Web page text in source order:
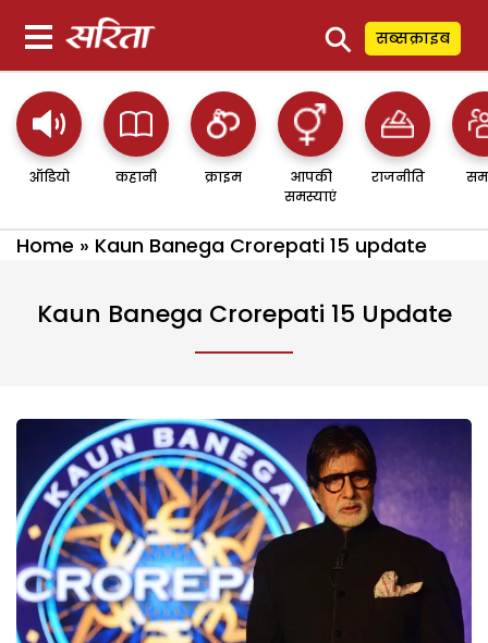
⚲ सब्सक्राइब
ऑडियो कहानी क्राइम
आपकी
समस्याएं
राजनीति
Home » Kaun Banega Crorepati 15 update
Kaun Banega Crorepati 15 Update